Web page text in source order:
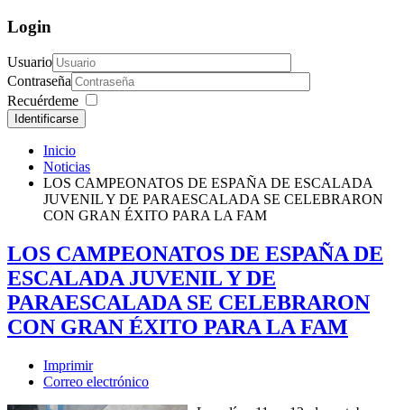
Login
Usuario
Contraseña
Recuérdeme
Identificarse
Inicio
Noticias
LOS CAMPEONATOS DE ESPAÑA DE ESCALADA
JUVENIL Y DE PARAESCALADA SE CELEBRARON
CON GRAN ÉXITO PARA LA FAM
LOS CAMPEONATOS DE ESPAÑA DE
ESCALADA JUVENIL Y DE
PARAESCALADA SE CELEBRARON
CON GRAN ÉXITO PARA LA FAM
Imprimir
Correo electrónico